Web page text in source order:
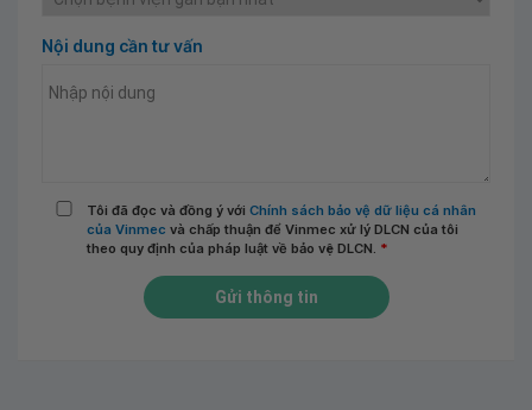
Nội dung cần tư vấn
Tôi đã đọc và đồng ý với Chính sách bảo vệ dữ liệu cá nhân
của Vinmec và chấp thuận để Vinmec xử lý DLCN của tôi
theo quy định của pháp luật về bảo vệ DLCN. *
Gửi thông tin